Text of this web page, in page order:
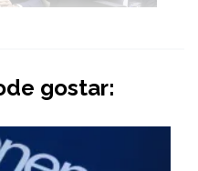
gostar: